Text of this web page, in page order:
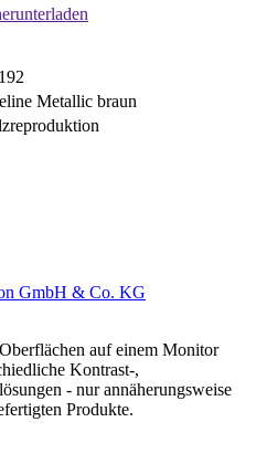
Metallic braun
GmbH & Co. KG
auf einem Monitor
Kontrast-,
- nur annäherungsweise
Produkte.